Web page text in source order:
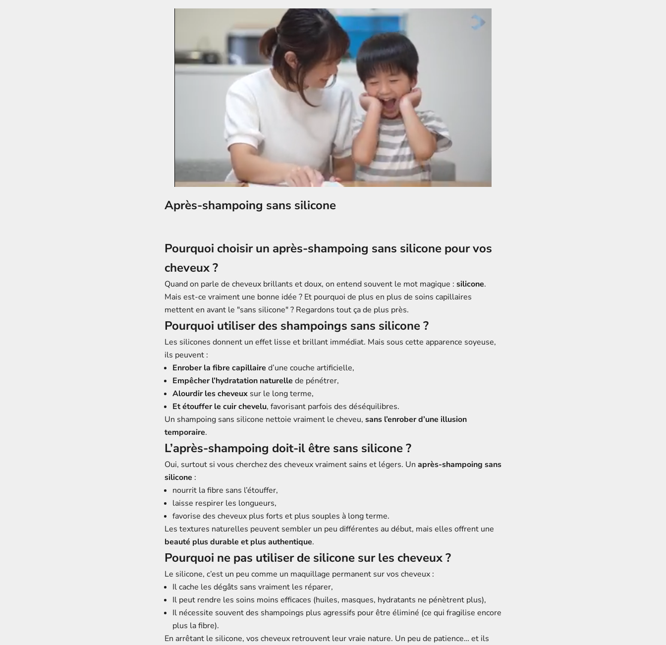
Après-shampoing sans silicone
Pourquoi choisir un après-shampoing sans silicone pour vos
cheveux ?
Quand on parle de cheveux brillants et doux, on entend souvent le mot magique : silicone.
Mais est-ce vraiment une bonne idée ? Et pourquoi de plus en plus de soins capillaires
mettent en avant le "sans silicone" ? Regardons tout ça de plus près.
Pourquoi utiliser des shampoings sans silicone ?
Les silicones donnent un effet lisse et brillant immédiat. Mais sous cette apparence soyeuse,
ils peuvent :
Enrober la fibre capillaire d’une couche artificielle,
Empêcher l’hydratation naturelle de pénétrer,
Alourdir les cheveux sur le long terme,
Et étouffer le cuir chevelu, favorisant parfois des déséquilibres.
Un shampoing sans silicone nettoie vraiment le cheveu, sans l’enrober d’une illusion
temporaire.
L’après-shampoing doit-il être sans silicone ?
Oui, surtout si vous cherchez des cheveux vraiment sains et légers. Un après-shampoing sans
silicone :
nourrit la fibre sans l’étouffer,
laisse respirer les longueurs,
favorise des cheveux plus forts et plus souples à long terme.
Les textures naturelles peuvent sembler un peu différentes au début, mais elles offrent une
beauté plus durable et plus authentique.
Pourquoi ne pas utiliser de silicone sur les cheveux ?
Le silicone, c’est un peu comme un maquillage permanent sur vos cheveux :
Il cache les dégâts sans vraiment les réparer,
Il peut rendre les soins moins efficaces (huiles, masques, hydratants ne pénètrent plus),
Il nécessite souvent des shampoings plus agressifs pour être éliminé (ce qui fragilise encore
plus la fibre).
En arrêtant le silicone, vos cheveux retrouvent leur vraie nature. Un peu de patience… et ils